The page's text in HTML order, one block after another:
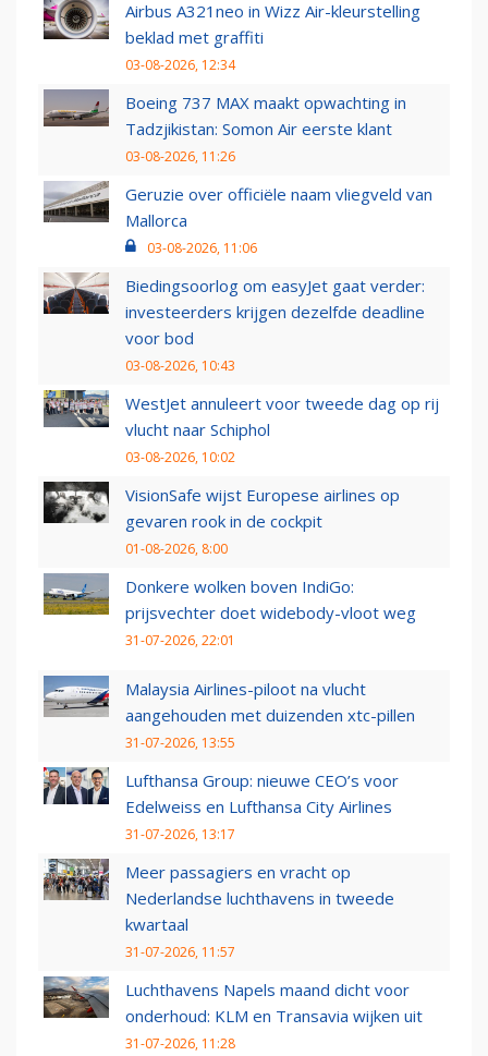
Airbus A321neo in Wizz Air-kleurstelling
beklad met graffiti
03-08-2026, 12:34
Boeing 737 MAX maakt opwachting in
Tadzjikistan: Somon Air eerste klant
03-08-2026, 11:26
Geruzie over officiële naam vliegveld van
Mallorca
03-08-2026, 11:06
Biedingsoorlog om easyJet gaat verder:
investeerders krijgen dezelfde deadline
voor bod
03-08-2026, 10:43
WestJet annuleert voor tweede dag op rij
vlucht naar Schiphol
03-08-2026, 10:02
VisionSafe wijst Europese airlines op
gevaren rook in de cockpit
01-08-2026, 8:00
Donkere wolken boven IndiGo:
prijsvechter doet widebody-vloot weg
31-07-2026, 22:01
Malaysia Airlines-piloot na vlucht
aangehouden met duizenden xtc-pillen
31-07-2026, 13:55
Lufthansa Group: nieuwe CEO’s voor
Edelweiss en Lufthansa City Airlines
31-07-2026, 13:17
Meer passagiers en vracht op
Nederlandse luchthavens in tweede
kwartaal
31-07-2026, 11:57
Luchthavens Napels maand dicht voor
onderhoud: KLM en Transavia wijken uit
31-07-2026, 11:28